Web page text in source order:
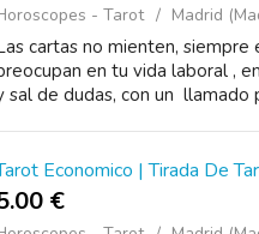
- Tarot Madrid
cartas no mienten,
en tu vida laboral ,
sal de dudas, con un llamado
Economico | Tirada De
€